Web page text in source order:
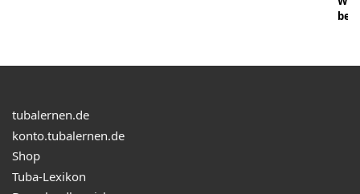
Richtungen
14.02.2021
Das Ansatzparadoxon - wie geht es richtig?
tubalernen.de
konto.tubalernen.de
Shop
Tuba-Lexikon